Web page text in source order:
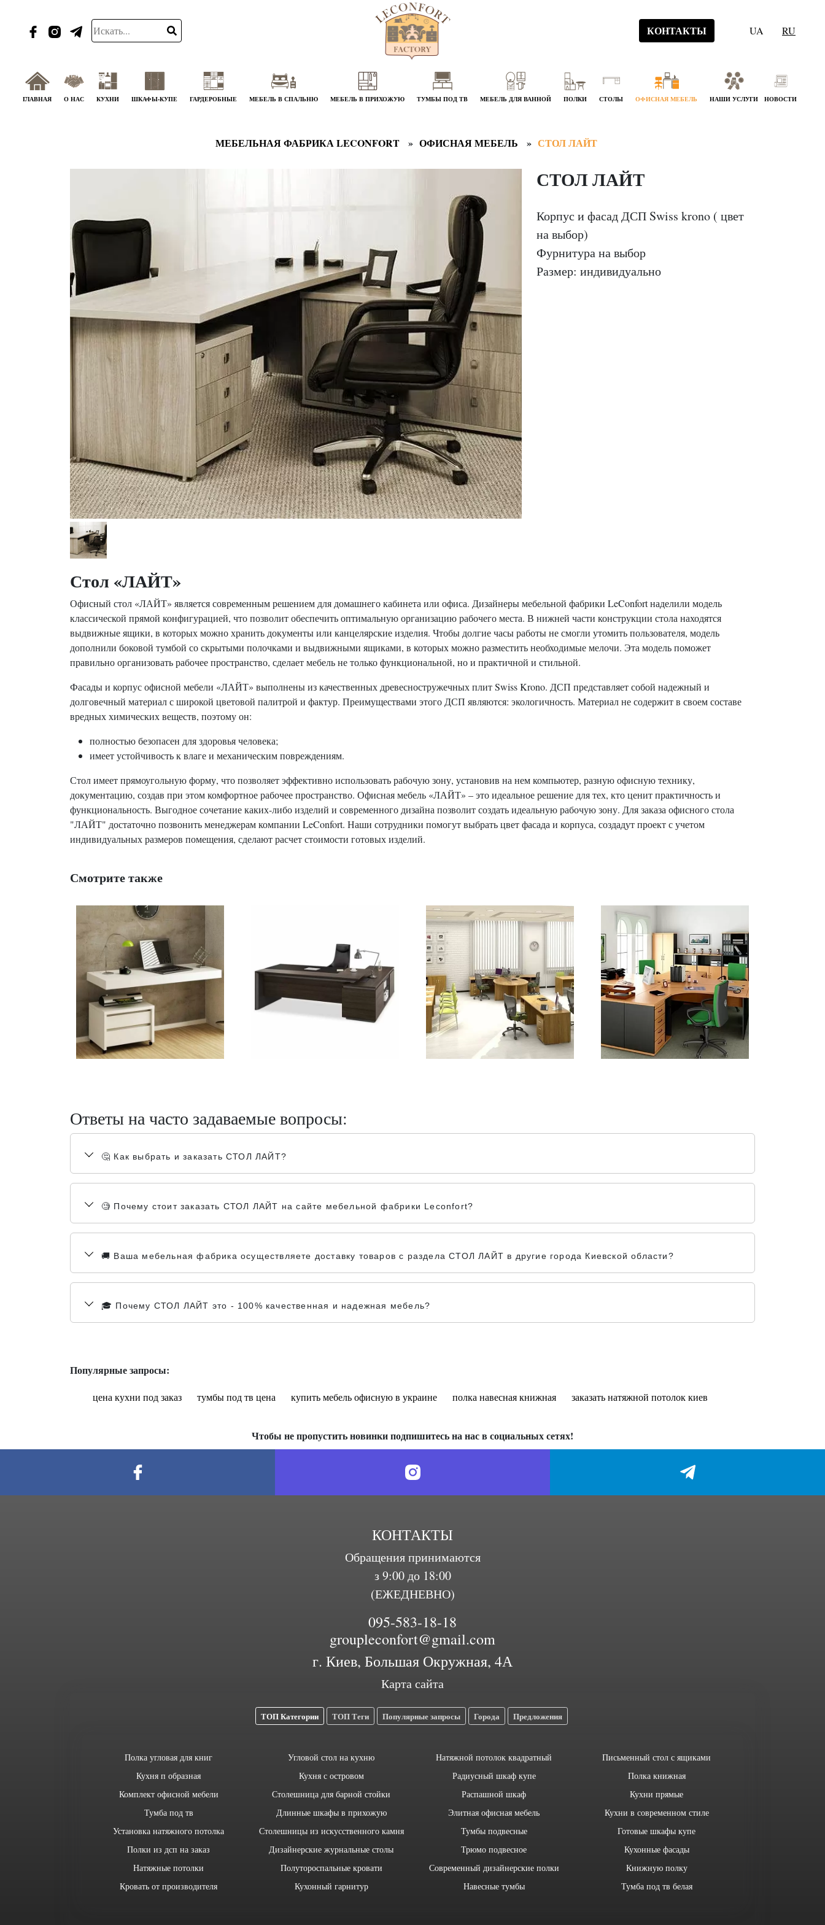
КОНТАКТЫ UA RU
ГЛАВНАЯ О НАС КУХНИ ШКАФЫ-КУПЕ ГАРДЕРОБНЫЕ МЕБЕЛЬ В СПАЛЬНЮ МЕБЕЛЬ В ПРИХОЖУЮ ТУМБЫ ПОД ТВ МЕБЕЛЬ ДЛЯ ВАННОЙ ПОЛКИ СТОЛЫ ОФИСНАЯ МЕБЕЛЬ НАШИ УСЛУГИ НОВОСТИ
МЕБЕЛЬНАЯ ФАБРИКА LECONFORT ОФИСНАЯ МЕБЕЛЬ СТОЛ ЛАЙТ
СТОЛ ЛАЙТ
Корпус и фасад ДСП Swiss krono ( цвет
на выбор)
Фурнитура на выбор
Размер: индивидуально
Стол «ЛАЙТ»
Офисный стол «ЛАЙТ» является современным решением для домашнего кабинета или офиса. Дизайнеры мебельной фабрики LeConfort наделили модель
классической прямой конфигурацией, что позволит обеспечить оптимальную организацию рабочего места. В нижней части конструкции стола находятся
выдвижные ящики, в которых можно хранить документы или канцелярские изделия. Чтобы долгие часы работы не смогли утомить пользователя, модель
дополнили боковой тумбой со скрытыми полочками и выдвижными ящиками, в которых можно разместить необходимые мелочи. Эта модель поможет
правильно организовать рабочее пространство, сделает мебель не только функциональной, но и практичной и стильной.
Фасады и корпус офисной мебели «ЛАЙТ» выполнены из качественных древесностружечных плит Swiss Krono. ДСП представляет собой надежный и
долговечный материал с широкой цветовой палитрой и фактур. Преимуществами этого ДСП являются: экологичность. Материал не содержит в своем составе
вредных химических веществ, поэтому он:
полностью безопасен для здоровья человека;
имеет устойчивость к влаге и механическим повреждениям.
Стол имеет прямоугольную форму, что позволяет эффективно использовать рабочую зону, установив на нем компьютер, разную офисную технику,
документацию, создав при этом комфортное рабочее пространство. Офисная мебель «ЛАЙТ» – это идеальное решение для тех, кто ценит практичность и
функциональность. Выгодное сочетание каких-либо изделий и современного дизайна позволит создать идеальную рабочую зону. Для заказа офисного стола
"ЛАЙТ" достаточно позвонить менеджерам компании LeConfort. Наши сотрудники помогут выбрать цвет фасада и корпуса, создадут проект с учетом
индивидуальных размеров помещения, сделают расчет стоимости готовых изделий.
Смотрите также
Ответы на часто задаваемые вопросы:
🤔 Как выбрать и заказать СТОЛ ЛАЙТ?
🧐 Почему стоит заказать СТОЛ ЛАЙТ на сайте мебельной фабрики Leconfort?
🚚 Ваша мебельная фабрика осуществляете доставку товаров с раздела СТОЛ ЛАЙТ в другие города Киевской области?
🎓 Почему СТОЛ ЛАЙТ это - 100% качественная и надежная мебель?
Популярные запросы:
цена кухни под заказ тумбы под тв цена купить мебель офисную в украине полка навесная книжная заказать натяжной потолок киев
Чтобы не пропустить новинки подпишитесь на нас в социальных сетях!
КОНТАКТЫ
Обращения принимаются
з 9:00 до 18:00
(ЕЖЕДНЕВНО)
095-583-18-18
groupleconfort@gmail.com
г. Киев, Большая Окружная, 4А
Карта сайта
ТОП Категории ТОП Теги Популярные запросы Города Предложения
Полка угловая для книг
Кухня п образная
Комплект офисной мебели
Тумба под тв
Установка натяжного потолка
Полки из дсп на заказ
Натяжные потолки
Кровать от производителя
Угловой стол на кухню
Кухня с островом
Столешница для барной стойки
Длинные шкафы в прихожую
Столешницы из искусственного камня
Дизайнерские журнальные столы
Полутороспальные кровати
Кухонный гарнитур
Натяжной потолок квадратный
Радиусный шкаф купе
Распашной шкаф
Элитная офисная мебель
Тумбы подвесные
Трюмо подвесное
Современный дизайнерские полки
Навесные тумбы
Письменный стол с ящиками
Полка книжная
Кухни прямые
Кухни в современном стиле
Готовые шкафы купе
Кухонные фасады
Книжную полку
Тумба под тв белая